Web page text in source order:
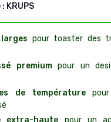
: KRUPS
pour toaster des
premiumpour un
de températurepour
extra-haute pour un